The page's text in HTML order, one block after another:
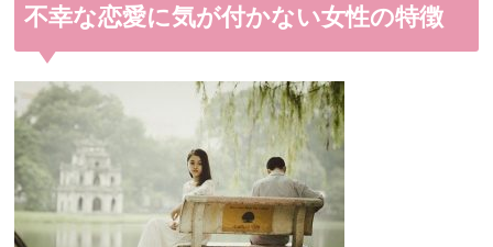
不幸な恋愛に気が付かない女性の特徴